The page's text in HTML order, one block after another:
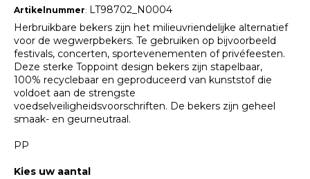
Artikelnummer: LT98702_N0004
Herbruikbare bekers zijn het milieuvriendelijke alternatief
voor de wegwerpbekers. Te gebruiken op bijvoorbeeld
festivals, concerten, sportevenementen of privéfeesten.
Deze sterke Toppoint design bekers zijn stapelbaar,
100% recyclebaar en geproduceerd van kunststof die
voldoet aan de strengste
voedselveiligheidsvoorschriften. De bekers zijn geheel
smaak- en geurneutraal.
PP
Kies uw aantal